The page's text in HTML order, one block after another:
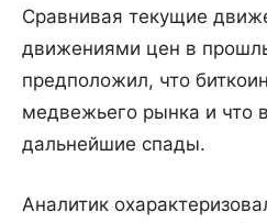
Сравнивая текущие
движениями цен в
предположил, что
медвежьего рынка и что
дальнейшие спады.
Аналитик